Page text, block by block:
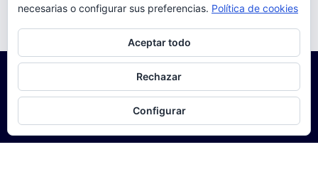
necesarias o configurar sus preferencias. Política de cookies
Aceptar todo
Rechazar
Configurar
Para obtener más información, incluido cómo gestionar las cookies,